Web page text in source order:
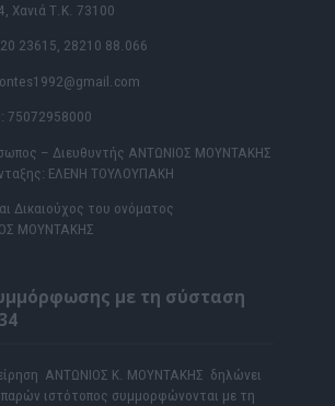
Χανιά Τ.Κ. 73100
23615, 28210 88.066
75072958000
– Διευθυντής ΑΝΤΩΝΙΟΣ ΜΟΥΝΤΑΚΗΣ
ΕΛΕΝΗ ΤΟΥΛΟΥΠΑΚΗ
Δικαιούχος του ονόματος
ΜΟΥΝΤΑΚΗΣ
με τη σύσταση
ΑΝΤΩΝΙΟΣ Κ. ΜΟΥΝΤΑΚΗΣ δηλώνει
παρών ιστότοπος συμμορφώνονται με τη